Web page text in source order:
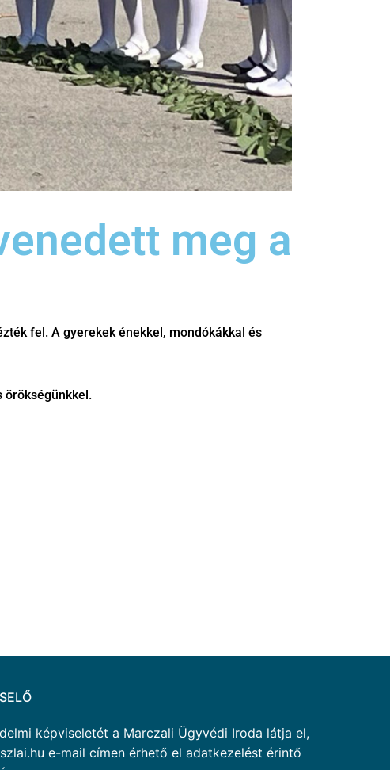
meg a
fel. A gyerekek énekkel, mondókákkal és
örökségünkkel.
képviseletét a Marczali Ügyvédi Iroda látja el,
e-mail címen érhető el adatkezelést érintő